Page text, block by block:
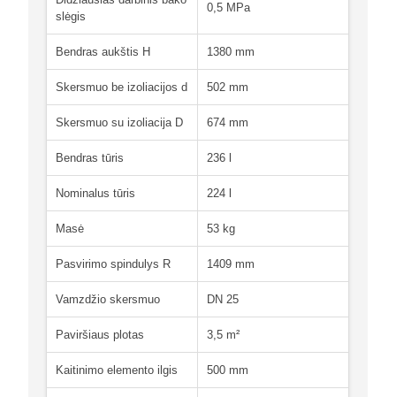
slėgis
0,5 MPa
Bendras aukštis H 1380 mm
Skersmuo be izoliacijos d 502 mm
Skersmuo su izoliacija D 674 mm
Bendras tūris 236 l
Nominalus tūris 224 l
Masė 53 kg
Pasvirimo spindulys R 1409 mm
Vamzdžio skersmuo DN 25
Paviršiaus plotas 3,5 m²
Kaitinimo elemento ilgis 500 mm